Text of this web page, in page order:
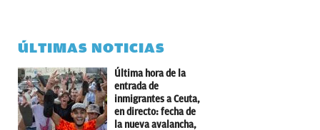
ÚLTIMAS NOTICIAS
Última hora de la
entrada de
inmigrantes a Ceuta,
en directo: fecha de
la nueva avalancha,